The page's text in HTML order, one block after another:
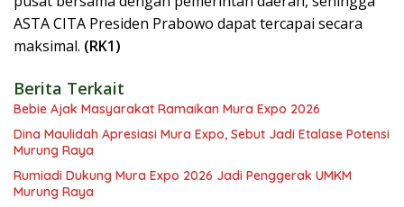
ASTA CITA Presiden Prabowo dapat tercapai secara
maksimal. (RK1)
Berita Terkait
Bebie Ajak Masyarakat Ramaikan Mura Expo 2026
Dina Maulidah Apresiasi Mura Expo, Sebut Jadi Etalase Potensi
Murung Raya
Rumiadi Dukung Mura Expo 2026 Jadi Penggerak UMKM
Murung Raya